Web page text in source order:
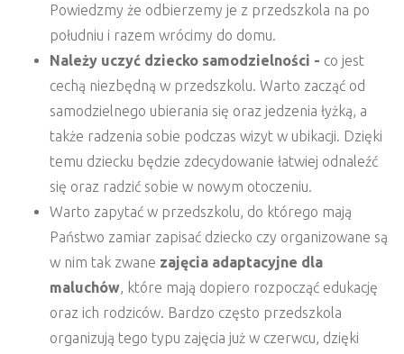
Powiedzmy że odbierzemy je z przedszkola na po
południu i razem wrócimy do domu.
Należy uczyć dziecko samodzielności - co jest
cechą niezbędną w przedszkolu. Warto zacząć od
samodzielnego ubierania się oraz jedzenia łyżką, a
także radzenia sobie podczas wizyt w ubikacji. Dzięki
temu dziecku będzie zdecydowanie łatwiej odnaleźć
się oraz radzić sobie w nowym otoczeniu.
Warto zapytać w przedszkolu, do którego mają
Państwo zamiar zapisać dziecko czy organizowane są
w nim tak zwane zajęcia adaptacyjne dla
maluchów, które mają dopiero rozpocząć edukację
oraz ich rodziców. Bardzo często przedszkola
organizują tego typu zajęcia już w czerwcu, dzięki